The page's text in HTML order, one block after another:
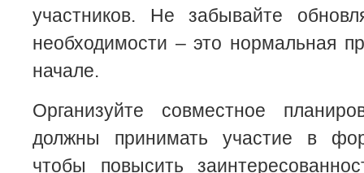
участников. Не забывайте
необходимости – это нормальная
начале.
Организуйте совместное
должны принимать участие в
чтобы повысить